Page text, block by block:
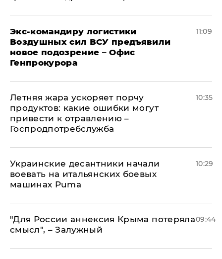
Экс-командиру логистики
Воздушных сил ВСУ предъявили
новое подозрение – Офис
Генпрокурора
11:09
Летняя жара ускоряет порчу
продуктов: какие ошибки могут
привести к отравлению –
Госпродпотребслужба
10:35
Украинские десантники начали
воевать на итальянских боевых
машинах Puma
10:29
"Для России аннексия Крыма потеряла
смысл", – Залужный
09:44